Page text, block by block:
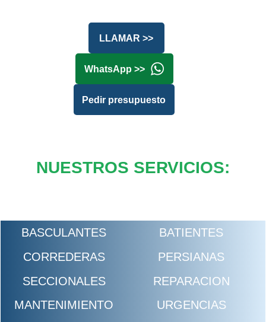
LLAMAR >>
WhatsApp >>
Pedir presupuesto
NUESTROS SERVICIOS:
BASCULANTES
BATIENTES
CORREDERAS
PERSIANAS
SECCIONALES
REPARACION
MANTENIMIENTO
URGENCIAS